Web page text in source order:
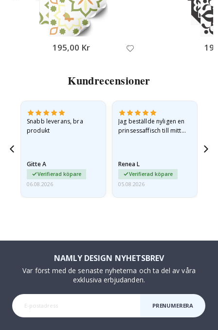
195,00 Kr
Kundrecensioner
Snabb leverans, bra
produkt
Gitte A
Verifierad köpare
06.08.2026
Jag beställde nyligen en
prinsessaffisch till mitt
Renea L
Verifierad köpare
05.08.2026
NAMLY DESIGN NYHETSBREV
Var först med de senaste nyheterna och ta del av våra
exklusiva erbjudanden.
PRENUMERERA